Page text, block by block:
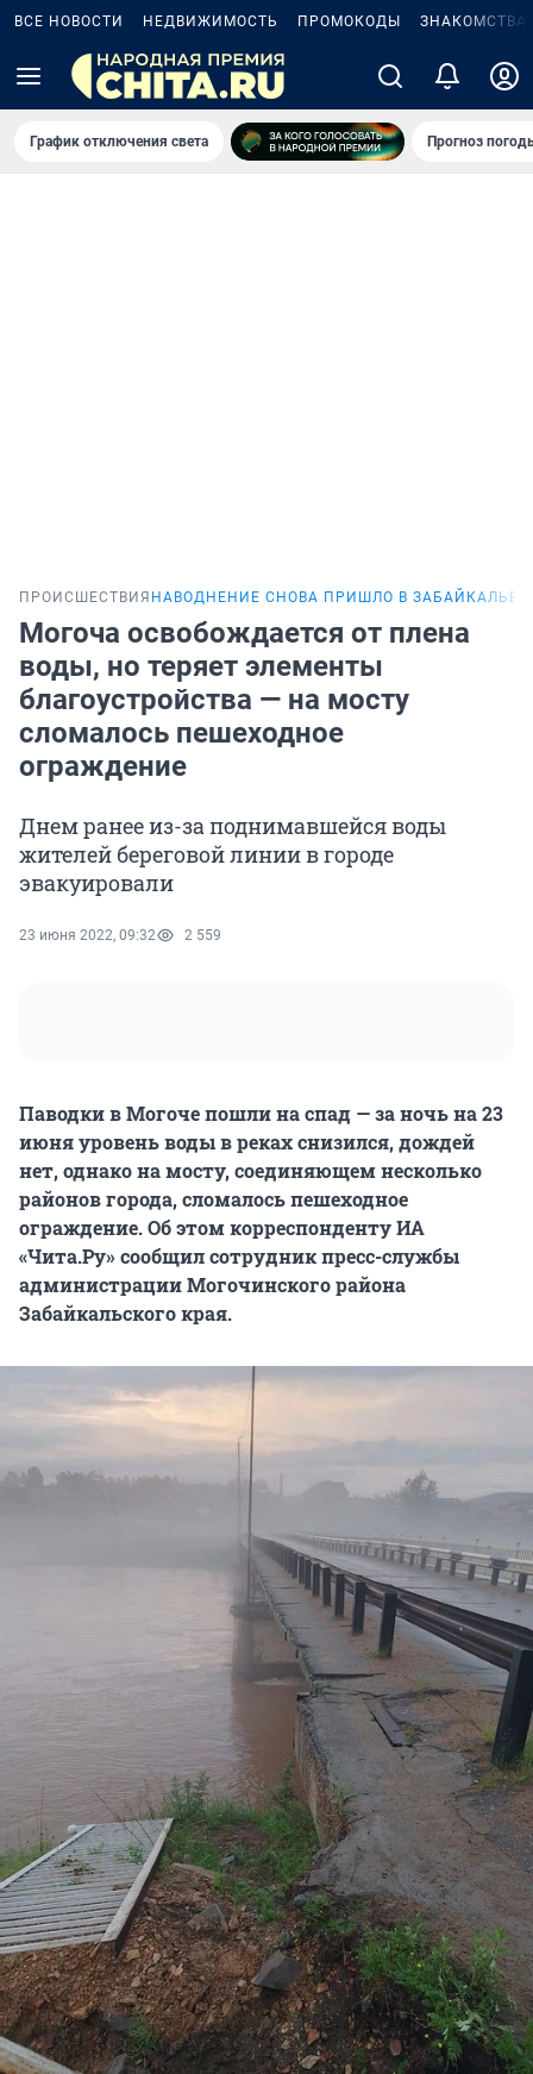
ВСЕ НОВОСТИ НЕДВИЖИМОСТЬ ПРОМОКОДЫ ЗНАКОМСТВА
График отключения света Прогноз
ПРОИСШЕСТВИЯ НАВОДНЕНИЕ СНОВА ПРИШЛО В ЗАБАЙКАЛЬЕ
Могоча освобождается от плена
воды, но теряет элементы
благоустройства — на мосту
сломалось пешеходное
ограждение
Днем ранее из-за поднимавшейся воды
жителей береговой линии в городе
эвакуировали
23 июня 2022, 09:32 2 559
Паводки в Могоче пошли на спад — за ночь на 23
июня уровень воды в реках снизился, дождей
нет, однако на мосту, соединяющем несколько
районов города, сломалось пешеходное
ограждение. Об этом корреспонденту ИА
«Чита.Ру» сообщил сотрудник пресс-службы
администрации Могочинского района
Забайкальского края.